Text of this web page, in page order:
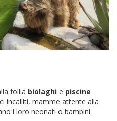
follia biolaghi e piscine
incalliti, mamme attente alla
i loro neonati o bambini.